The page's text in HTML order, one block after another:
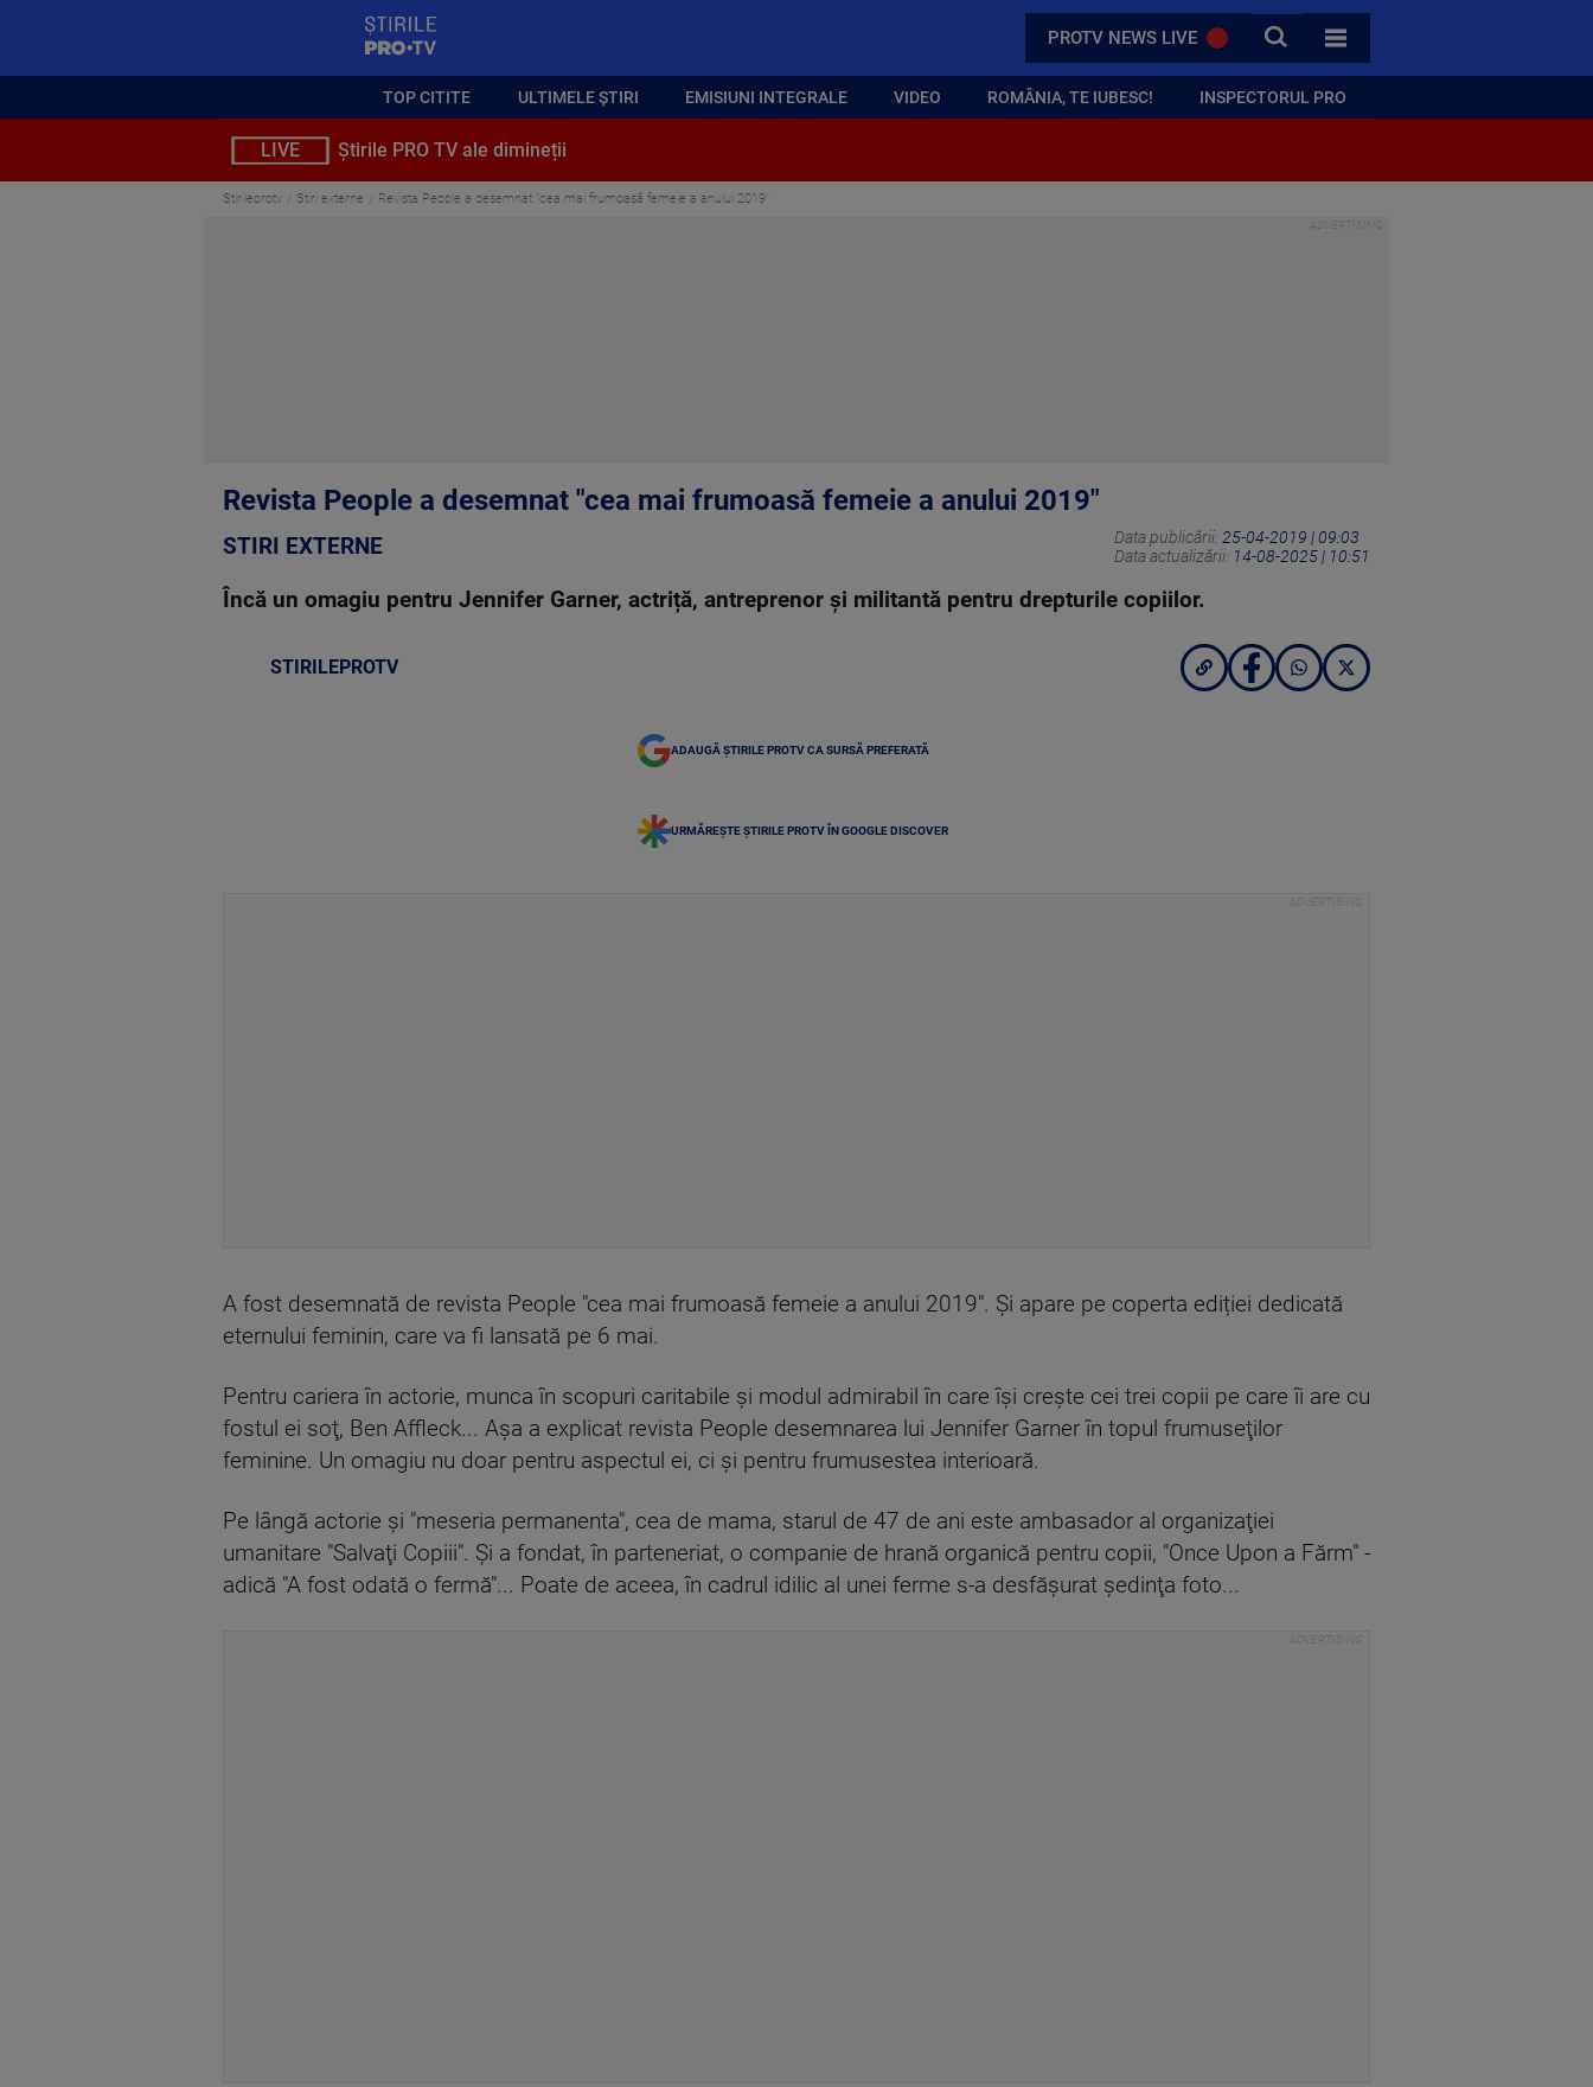
PROTV NEWS LIVE CAUTA
TOATE CATEGORIILE
TOP CITITE ULTIMELE ȘTIRI EMISIUNI INTEGRALE VIDEO ROMÂNIA, TE IUBESC! INSPECTORUL PRO
LIVE Știrile PRO TV ale dimineții
Stirileprotv Stiri externe Revista People a desemnat "cea mai frumoasă femeie a anului 2019"
Revista People a desemnat "cea mai frumoasă femeie a anului 2019"
STIRI EXTERNE Data publicării: 25-04-2019 | 09:03
Data actualizării: 14-08-2025 | 10:51
Încă un omagiu pentru Jennifer Garner, actriță, antreprenor și militantă pentru drepturile copiilor.
STIRILEPROTV
ADAUGĂ ȘTIRILE PROTV CA SURSĂ PREFERATĂ
URMĂREȘTE ȘTIRILE PROTV ÎN GOOGLE DISCOVER
A fost desemnată de revista People "cea mai frumoasă femeie a anului 2019". Și apare pe coperta ediției dedicată
eternului feminin, care va fi lansată pe 6 mai.
Pentru cariera în actorie, munca în scopuri caritabile și modul admirabil în care îşi creşte cei trei copii pe care îi are cu
fostul ei soţ, Ben Affleck... Aşa a explicat revista People desemnarea lui Jennifer Garner în topul frumuseţilor
feminine. Un omagiu nu doar pentru aspectul ei, ci şi pentru frumusestea interioară.
Pe lângă actorie şi "meseria permanenta", cea de mama, starul de 47 de ani este ambasador al organizaţiei
umanitare "Salvaţi Copiii". Şi a fondat, în parteneriat, o companie de hrană organică pentru copii, "Once Upon a Fărm" -
adică "A fost odată o fermă"... Poate de aceea, în cadrul idilic al unei ferme s-a desfăşurat şedinţa foto...